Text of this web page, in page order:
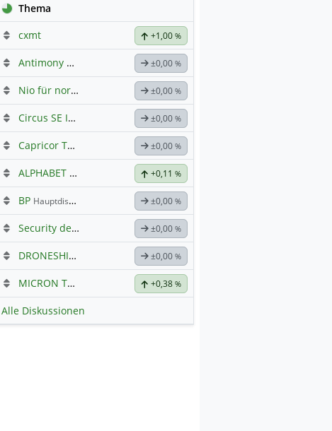
PauseThema
cxmt +1,00%
Antimony Resources Corp. ±0,00%
Nio für normale Kommunikation ±0,00%
Circus SE Inhaber-Akt Hauptdiskussion
±0,00%
Capricor Therapeutics Hauptdiskussion
±0,00%
ALPHABET Hauptdiskussion +0,11 %
BP Hauptdiskussion ±0,00%
Security der nächsten Generation ±0,00%
DRONESHIELD LTD Hauptdiskussion
±0,00%
MICRON TECHNOLOGY Hauptdiskussion
+0,38%
Alle Diskussionen